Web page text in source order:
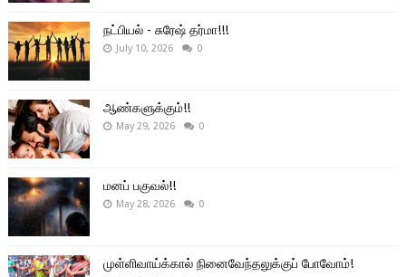
நட்பியல் - சுரேஷ் தர்மா!!!
July 10, 2026 0
ஆண்களுக்கும்!!
May 29, 2026 0
மனப் பகுவல்!!
May 28, 2026 0
முள்ளிவாய்க்கால் நினைவேந்தலுக்குப் போவோம்!